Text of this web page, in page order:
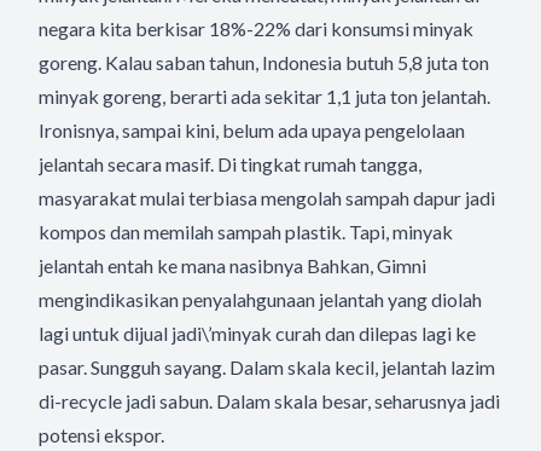
negara kita berkisar 18%-22% dari konsumsi minyak
goreng. Kalau saban tahun, Indonesia butuh 5,8 juta ton
minyak goreng, berarti ada sekitar 1,1 juta ton jelantah.
Ironisnya, sampai kini, belum ada upaya pengelolaan
jelantah secara masif. Di tingkat rumah tangga,
masyarakat mulai terbiasa mengolah sampah dapur jadi
kompos dan memilah sampah plastik. Tapi, minyak
jelantah entah ke mana nasibnya Bahkan, Gimni
mengindikasikan penyalahgunaan jelantah yang diolah
lagi untuk dijual jadi\’minyak curah dan dilepas lagi ke
pasar. Sungguh sayang. Dalam skala kecil, jelantah lazim
di-recycle jadi sabun. Dalam skala besar, seharusnya jadi
potensi ekspor.